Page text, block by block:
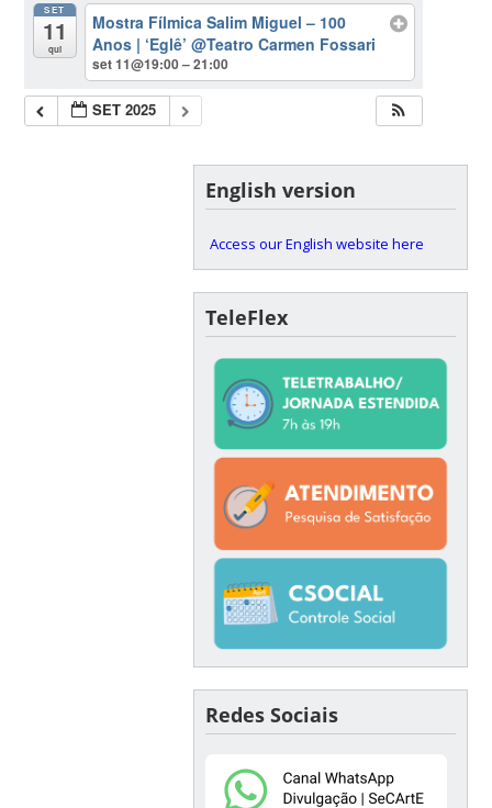
SET
11
qui
Mostra Fílmica Salim Miguel – 100
Anos | ‘Eglê’@Teatro Carmen Fossari
set 11@19:00 – 21:00
SET 2025
English version
Access our English website here
TeleFlex
Redes Sociais